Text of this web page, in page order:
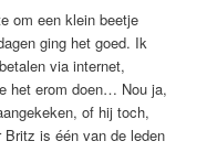
om een klein beetje
ging het goed. Ik
via internet,
het erom doen… Nou ja,
of hij toch,
is één van de leden